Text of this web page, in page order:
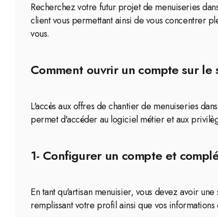
Recherchez votre futur projet de menuiseries
client vous permettant ainsi de vous concentrer
vous.
Comment ouvrir un compte sur
L'accès aux offres de chantier de menuiseries
permet d'accéder au logiciel métier et aux
1- Configurer un compte et
En tant qu'artisan menuisier, vous devez avoir
remplissant votre profil ainsi que vos